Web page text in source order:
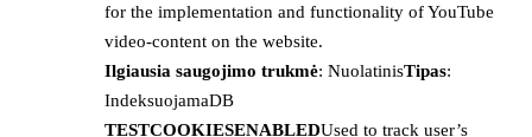
for the implementation and functionality of YouTube
video-content on the website.
Ilgiausia saugojimo trukmė: NuolatinisTipas:
IndeksuojamaDB
TESTCOOKIESENABLEDUsed to track user’s